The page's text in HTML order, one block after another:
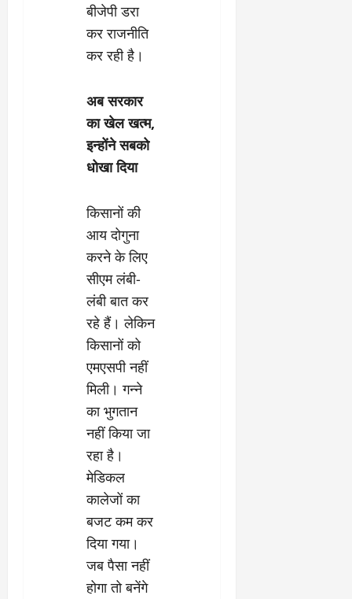
बीजेपी डरा
कर राजनीति
कर रही है।
अब सरकार
का खेल खत्म,
इन्होंने सबको
धोखा दिया
किसानों की
आय दोगुना
करने के लिए
सीएम लंबी-
लंबी बात कर
रहे हैं। लेकिन
किसानों को
एमएसपी नहीं
मिली। गन्ने
का भुगतान
नहीं किया जा
रहा है।
मेडिकल
कालेजों का
बजट कम कर
दिया गया।
जब पैसा नहीं
होगा तो बनेंगे